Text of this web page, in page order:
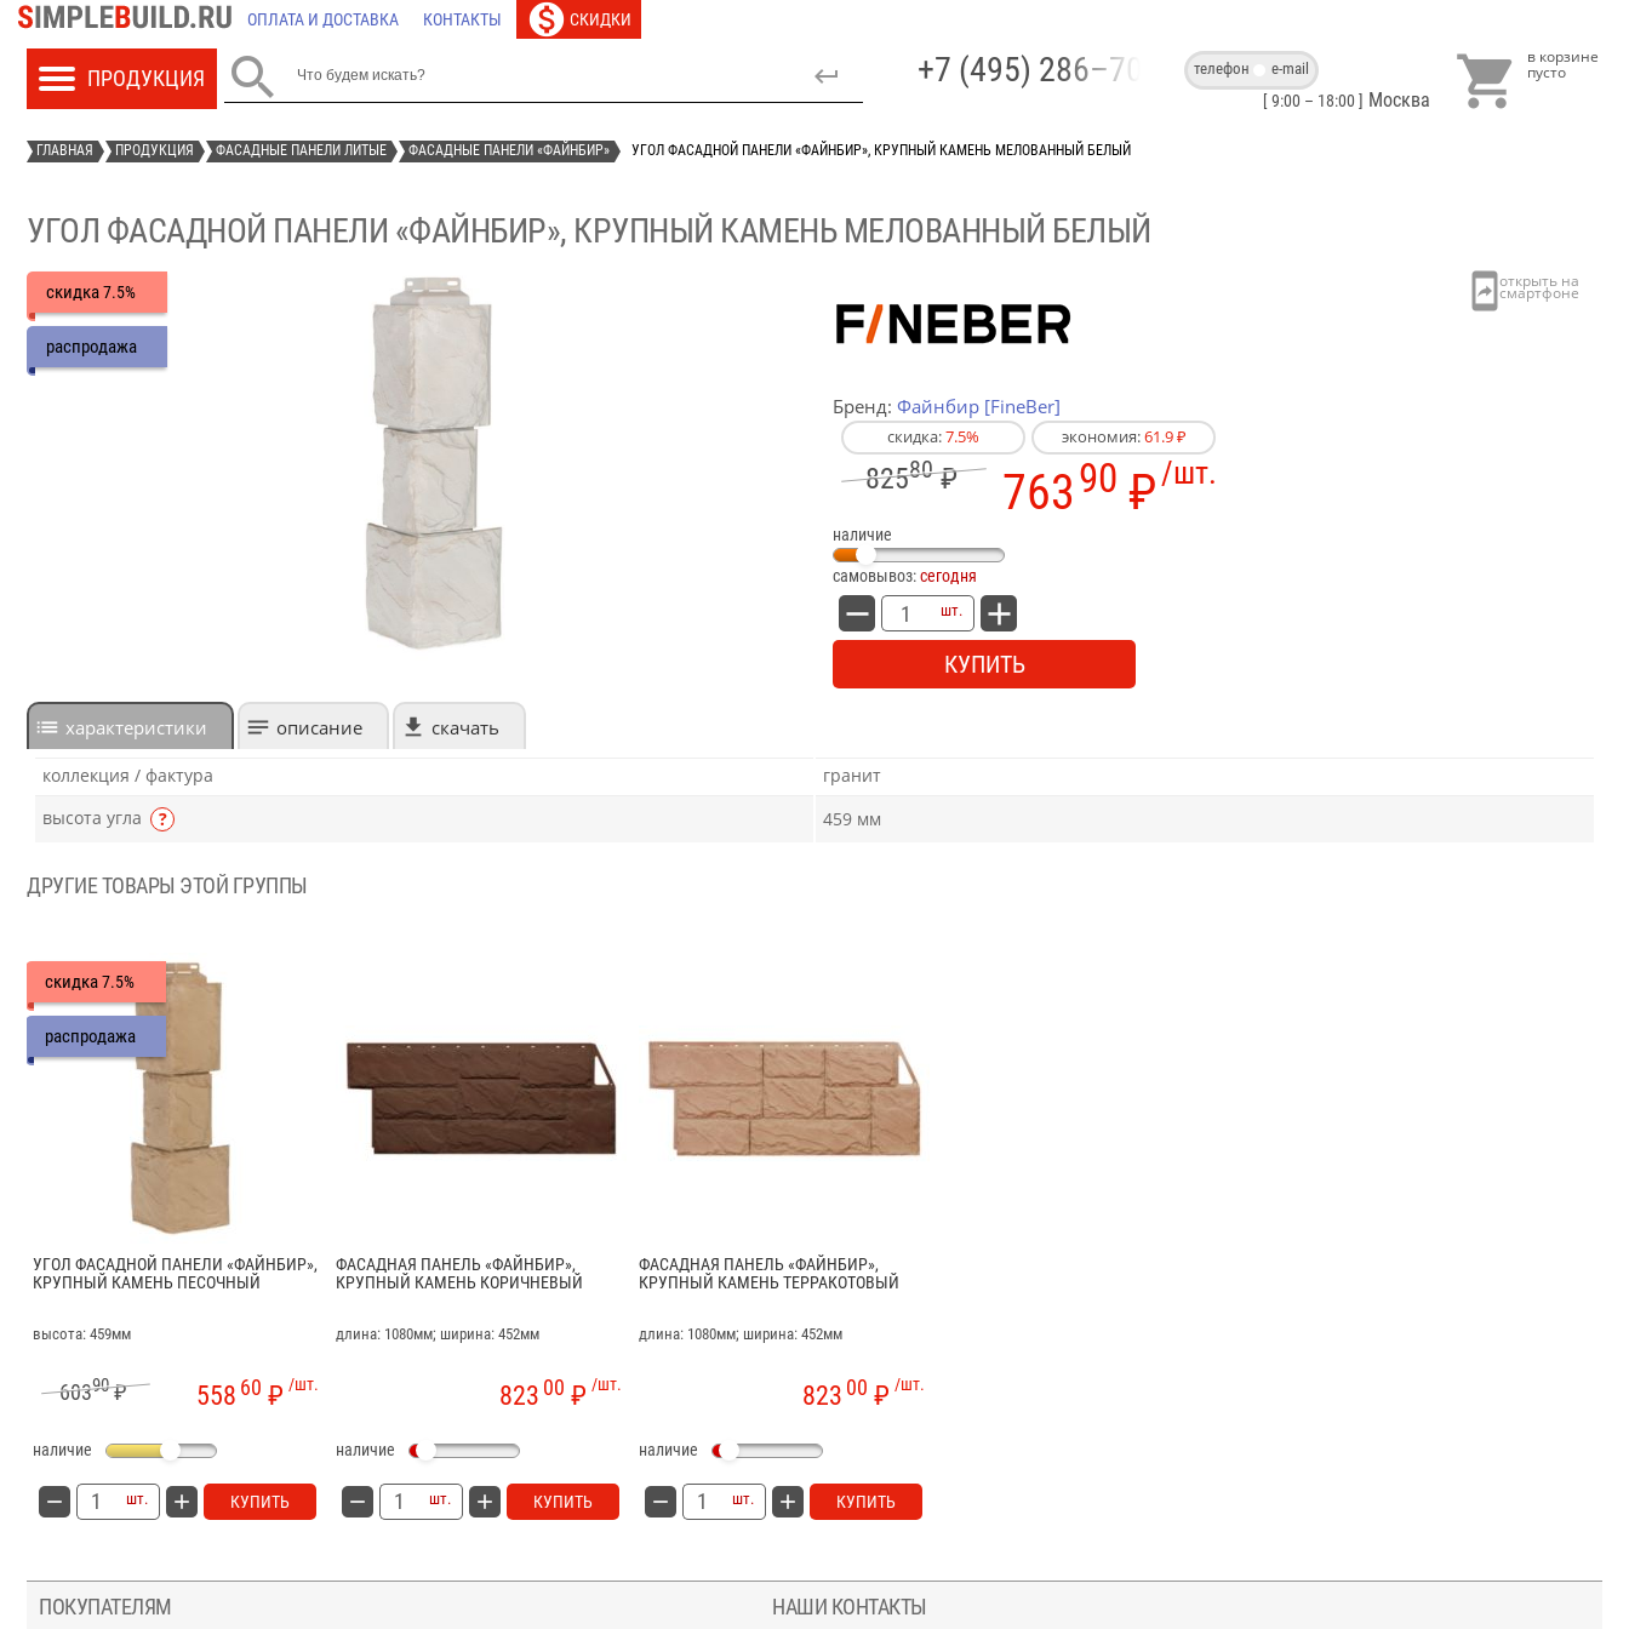
ОПЛАТА И ДОСТАВКА КОНТАКТЫ СКИДКИ
 +7 (495) 286–70–40телефон e-mail
[ 9:00 – 18:00 ] Москва 
ГЛАВНАЯ ПРОДУКЦИЯ ФАСАДНЫЕ ПАНЕЛИ ЛИТЫЕ ФАСАДНЫЕ ПАНЕЛИ «ФАЙНБИР» УГОЛ ФАСАДНОЙ ПАНЕЛИ «ФАЙНБИР», КРУПНЫЙ КАМЕНЬ МЕЛОВАННЫЙ БЕЛЫЙ
УГОЛ ФАСАДНОЙ ПАНЕЛИ «ФАЙНБИР», КРУПНЫЙ КАМЕНЬ МЕЛОВАННЫЙ БЕЛЫЙ
скидка7.5%
распродажа
Бренд: Файнбир [FineBer]
скидка:7.5% экономия:61.9 ₽
82580₽ /шт.
76390 ₽
наличие
самовывоз:сегодня
шт.
КУПИТЬ
характеристики описание скачать
коллекция / фактура
гранит
высота угла
? 459 мм
ДРУГИЕ ТОВАРЫ ЭТОЙ ГРУППЫ
скидка7.5%
распродажа
УГОЛ ФАСАДНОЙ ПАНЕЛИ «ФАЙНБИР»,
КРУПНЫЙ КАМЕНЬ ПЕСОЧНЫЙ
высота: 459мм
60390₽ /шт.
558 60 ₽
наличие
шт. КУПИТЬ
ФАСАДНАЯ ПАНЕЛЬ «ФАЙНБИР»,
КРУПНЫЙ КАМЕНЬ КОРИЧНЕВЫЙ
длина: 1080мм; ширина: 452мм
/шт.
823 00 ₽
наличие
шт. КУПИТЬ
ФАСАДНАЯ ПАНЕЛЬ «ФАЙНБИР»,
КРУПНЫЙ КАМЕНЬ ТЕРРАКОТОВЫЙ
длина: 1080мм; ширина: 452мм
/шт.
823 00 ₽
наличие
шт. КУПИТЬ
ПОКУПАТЕЛЯМ НАШИ КОНТАКТЫ